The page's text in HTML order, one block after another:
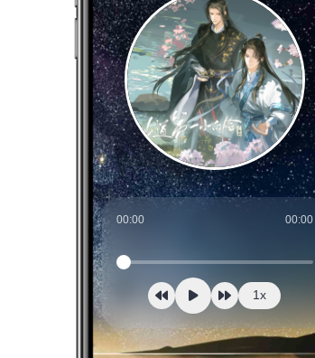
00:00 00:00
1x